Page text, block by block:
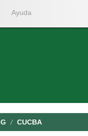
Ayuda
CUCBA